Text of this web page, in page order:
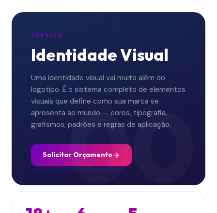
00
SERVIÇO
Identidade Visual
Uma identidade visual vai muito além do
logotipo. É o sistema completo de elementos
visuais que define como sua marca se
apresenta ao mundo — cores, tipografia,
grafismos, padrões e regras de aplicação.
Solicitar Orçamento